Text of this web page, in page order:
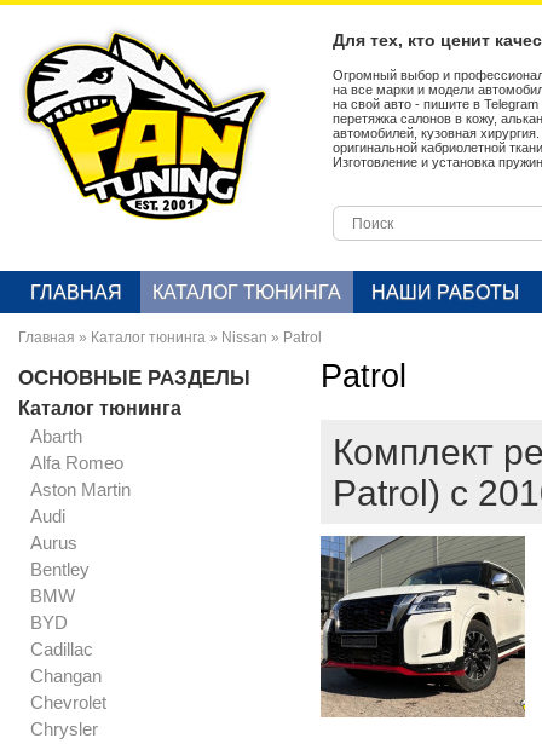
Для тех, кто ценит
Огромный выбор и
на все марки и модели
на свой авто - пишите в
перетяжка салонов в кожу,
автомобилей, кузовная
оригинальной кабриолетной
Изготовление и установка
ГЛАВНАЯ КАТАЛОГ ТЮНИНГА НАШИ РАБОТЫ
Главная » Каталог тюнинга » Nissan » Patrol
ОСНОВНЫЕ РАЗДЕЛЫ
Каталог тюнинга
Abarth
Alfa Romeo
Aston Martin
Audi
Aurus
Bentley
BMW
BYD
Cadillac
Changan
Chevrolet
Chrysler
Patrol
Комплект
Patrol) с